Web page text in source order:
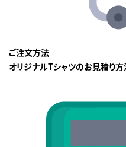
ご注文方法
オリジナルTシャツのお見積り方